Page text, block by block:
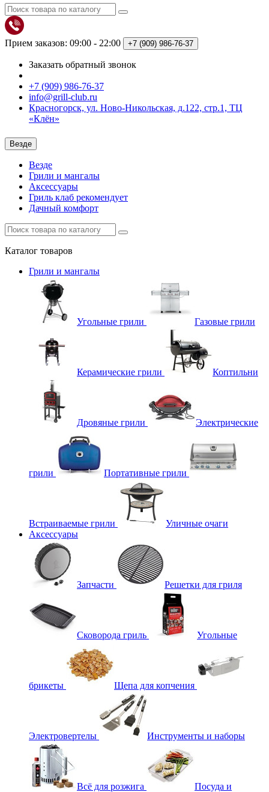
Прием заказов: 09:00 - 22:00 +7 (909) 986-76-37
Заказать обратный звонок
+7 (909) 986-76-37
info@grill-club.ru
Красногорск, ул. Ново-Никольская, д.122, стр.1, ТЦ
«Клён»
Везде
Везде
Грили и мангалы
Аксессуары
Гриль клаб рекомендует
Дачный комфорт
Каталог товаров
Грили и мангалы
Угольные грили Газовые грили
Керамические грили Коптильни
Дровяные грили Электрические
грили Портативные грили
Встраиваемые грили
Уличные очаги
Аксессуары
Запчасти Решетки для гриля
Сковорода гриль Угольные
брикеты Щепа для копчения
Электровертелы Инструменты и наборы
Всё для розжига Посуда и